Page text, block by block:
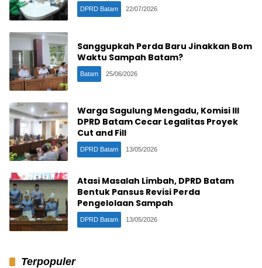
DPRD Batam 22/07/2026
Sanggupkah Perda Baru Jinakkan Bom
Waktu Sampah Batam?
Batam 25/06/2026
Warga Sagulung Mengadu, Komisi III
DPRD Batam Cecar Legalitas Proyek
Cut and Fill
DPRD Batam 13/05/2026
Atasi Masalah Limbah, DPRD Batam
Bentuk Pansus Revisi Perda
Pengelolaan Sampah
DPRD Batam 13/05/2026
Terpopuler